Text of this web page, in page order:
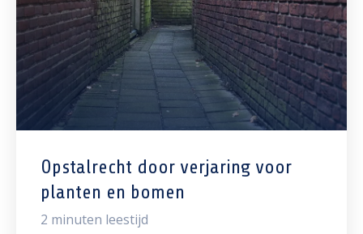
Opstalrecht door verjaring voor
planten en bomen
2 minuten leestijd